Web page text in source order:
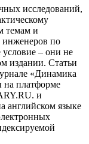
исследований,
темам и
инженеров по
условие – они не
издании. Статьи
«Динамика
на платформе
и
языке